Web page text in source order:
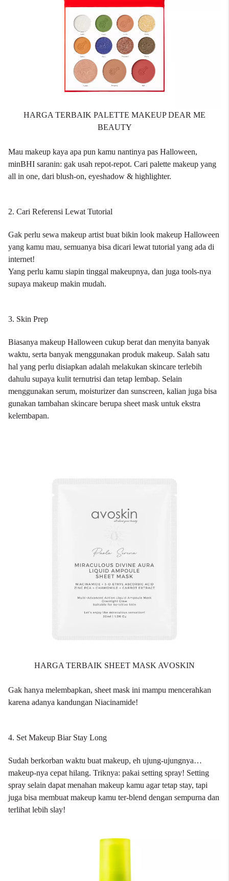
HARGA TERBAIK PALETTE MAKEUP DEAR ME
BEAUTY
Mau makeup kaya apa pun kamu nantinya pas Halloween,
minBHI saranin: gak usah repot-repot. Cari palette makeup yang
all in one, dari blush-on, eyeshadow & highlighter.
2. Cari Referensi Lewat Tutorial
Gak perlu sewa makeup artist buat bikin look makeup Halloween
yang kamu mau, semuanya bisa dicari lewat tutorial yang ada di
internet!
Yang perlu kamu siapin tinggal makeupnya, dan juga tools-nya
supaya makeup makin mudah.
3. Skin Prep
Biasanya makeup Halloween cukup berat dan menyita banyak
waktu, serta banyak menggunakan produk makeup. Salah satu
hal yang perlu disiapkan adalah melakukan skincare terlebih
dahulu supaya kulit ternutrisi dan tetap lembap. Selain
menggunakan serum, moisturizer dan sunscreen, kalian juga bisa
gunakan tambahan skincare berupa sheet mask untuk ekstra
kelembapan.
HARGA TERBAIK SHEET MASK AVOSKIN
Gak hanya melembapkan, sheet mask ini mampu mencerahkan
karena adanya kandungan Niacinamide!
4. Set Makeup Biar Stay Long
Sudah berkorban waktu buat makeup, eh ujung-ujungnya…
makeup-nya cepat hilang. Triknya: pakai setting spray! Setting
spray selain dapat menahan makeup kamu agar tetap stay, tapi
juga bisa membuat makeup kamu ter-blend dengan sempurna dan
terlihat lebih slay!